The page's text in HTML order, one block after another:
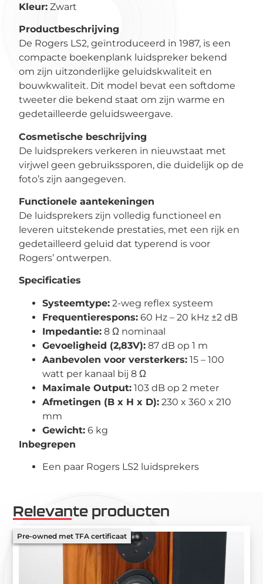
Kleur: Zwart
Productbeschrijving
De Rogers LS2, geïntroduceerd in 1987, is een
compacte boekenplank luidspreker bekend
om zijn uitzonderlijke geluidskwaliteit en
bouwkwaliteit. Dit model bevat een softdome
tweeter die bekend staat om zijn warme en
gedetailleerde geluidsweergave.
Cosmetische beschrijving
De luidsprekers verkeren in nieuwstaat met
virjwel geen gebruikssporen, die duidelijk op de
foto’s zijn aangegeven.
Functionele aantekeningen
De luidsprekers zijn volledig functioneel en
leveren uitstekende prestaties, met een rijk en
gedetailleerd geluid dat typerend is voor
Rogers’ ontwerpen.
Specificaties
Systeemtype: 2-weg reflex systeem
Frequentierespons: 60 Hz – 20 kHz ±2 dB
Impedantie: 8 Ω nominaal
Gevoeligheid (2,83V): 87 dB op 1 m
Aanbevolen voor versterkers: 15 – 100
watt per kanaal bij 8 Ω
Maximale Output: 103 dB op 2 meter
Afmetingen (B x H x D): 230 x 360 x 210
mm
Gewicht: 6 kg
Inbegrepen
Een paar Rogers LS2 luidsprekers
Relevante producten
Pre-owned met TFA certificaat